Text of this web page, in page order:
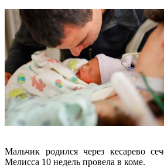
Мальчик родился через кесарево
Мелисса 10 недель провела в коме.